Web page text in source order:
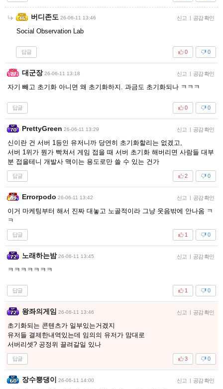
버디존도 26-06-11 13:46 신고 | 공감 확인
Social Observation Lab
답글 0
0
대군장 26-06-11 13:18 신고 | 공감 확인
자기 빼고 초기화 아니면 왜 초기화하지. 과금도 초기화되나 ㅋㅋㅋ
답글 0
0
PrettyGreen 26-06-11 13:29 신고 | 공감 확인
신이란 건 서버 1등인 유저니까 당연히 초기화할리는 없겠고,
서버 1위가 뭔가 빡쳐서 게임 접을 때 서버 초기화 해버리면 사람들 대부
분 접을테니 개발사 맥이는 용도로만 쓸 수 있는 건가
답글 0
2
Errorpodo 26-06-11 13:42 신고 | 공감 확인
이거 마케팅부터 해서 진짜 대놓고 노골적이라 그냥 웃음밖에 안나옴 ㅋ
ㅋ
답글 0
1
노래하는밤 26-06-11 13:45 신고 | 공감 확인
ㅋㅋㅋㅋㅋㅋㅋ
답글 0
1
왕좌의게임 26-06-11 13:46 신고 | 공감 확인
초기화되는 콘텐츠가 일부있는거겠지
유저들 결제한내역있는데 임의의 유저가 맘대로
서버리셋? 공정위 끌려갈일 있나
답글 0
3
장수뿡댕이 26-06-11 14:00 신고 | 공감 확인